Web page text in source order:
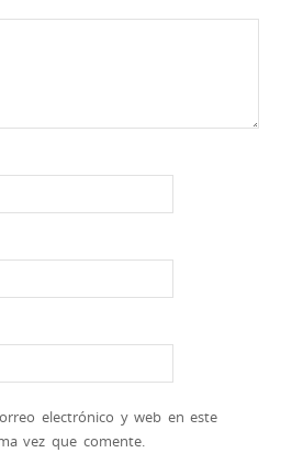
electrónico y web en este
vez que comente.